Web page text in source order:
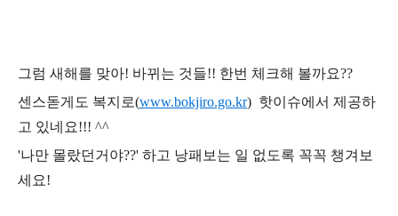
그럼 새해를 맞아! 바뀌는 것들!! 한번 체크해 볼까요??
센스돋게도 복지로(www.bokjiro.go.kr) 핫이슈에서 제공하
고 있네요!!! ^^
'나만 몰랐던거야??' 하고 낭패보는 일 없도록 꼭꼭 챙겨보
세요!